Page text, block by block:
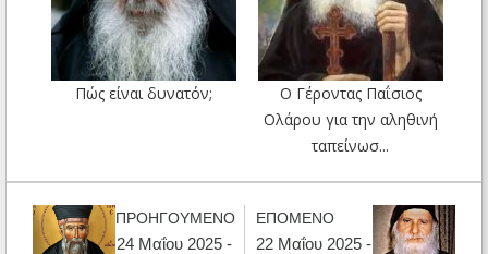
Πώς είναι δυνατόν;
Ο Γέροντας Παΐσιος
Ολάρου για την αληθινή
ταπείνωσ...
ΠΡΟΗΓΟΥΜΕΝΟ
24 Μαΐου 2025 -
ΕΠΟΜΕΝΟ
22 Μαΐου 2025 -